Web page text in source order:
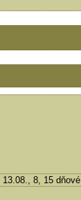
8, 15 dňové